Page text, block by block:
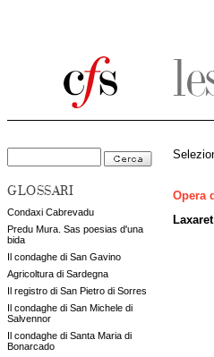
GLOSSARI
Condaxi Cabrevadu
Predu Mura. Sas poesias d'una
bida
Il condaghe di San Gavino
Agricoltura di Sardegna
Il registro di San Pietro di Sorres
Il condaghe di San Michele di
Salvennor
Il condaghe di Santa Maria di
Bonarcado
Opera
Laxaret